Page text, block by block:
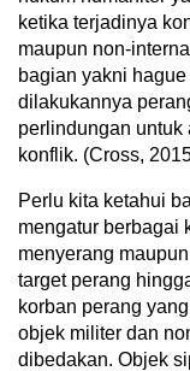
ketika terjadinya
maupun non-
bagian yakni
dilakukannya
perlindungan untuk
konflik. (Cross,
Perlu kita ketahui
mengatur berbagai
menyerang
target perang
korban perang
objek militer dan
dibedakan. Objek